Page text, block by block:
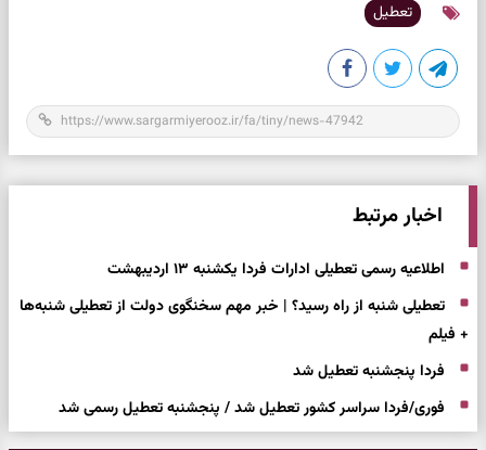
تعطیل
اخبار مرتبط
اطلاعیه رسمی تعطیلی ادارات فردا یکشنبه ۱۳ اردیبهشت
تعطیلی شنبه از راه رسید؟ | خبر مهم سخنگوی دولت از تعطیلی شنبه‌ها
+ فیلم
فردا پنجشنبه تعطیل شد
فوری/فردا سراسر کشور تعطیل شد / پنجشنبه تعطیل رسمی شد